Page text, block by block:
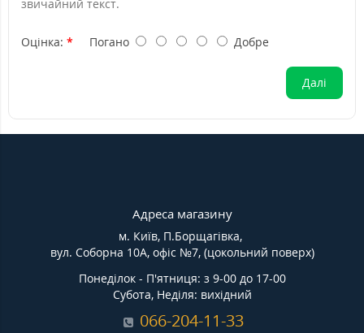
звичайний текст.
Оцінка: Погано Добре
Далі
Адреса магазину
м. Київ, П.Борщагівка,
вул. Соборна 10А, офіс №7, (цокольний поверх)
Понеділок - П'ятниця: з 9-00 до 17-00
Субота, Неділя: вихідний
066-204-11-33